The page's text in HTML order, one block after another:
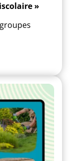
COMMUNAL
»